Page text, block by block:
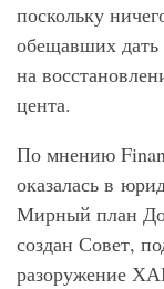
поскольку
обещавших дать
на
цента.
По мнению
оказалась в
Мирный план
создан Совет,
разоружение